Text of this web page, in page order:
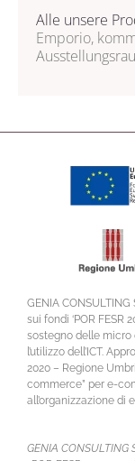
Alle unsere
Emporio,
GENIA
sui fondi ‘POR FESR
sostegno delle micro
l’utilizzo dell’ICT.
2020 – Regione
commerce” per e-
all’organizzazione di
GENIA CONSULTING